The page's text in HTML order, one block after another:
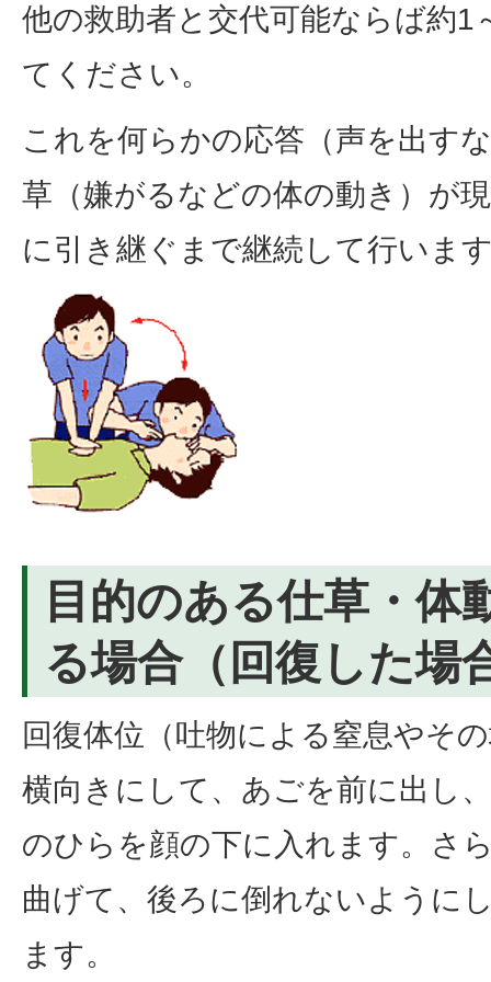
他の救助者と交代可能ならば約1
てください。
これを何らかの応答（声を出す
草（嫌がるなどの体の動き）が
に引き継ぐまで継続して行いま
目的のある仕草・体
る場合（回復した場
回復体位（吐物による窒息やそ
横向きにして、あごを前に出し
のひらを顔の下に入れます。さ
曲げて、後ろに倒れないように
ます。